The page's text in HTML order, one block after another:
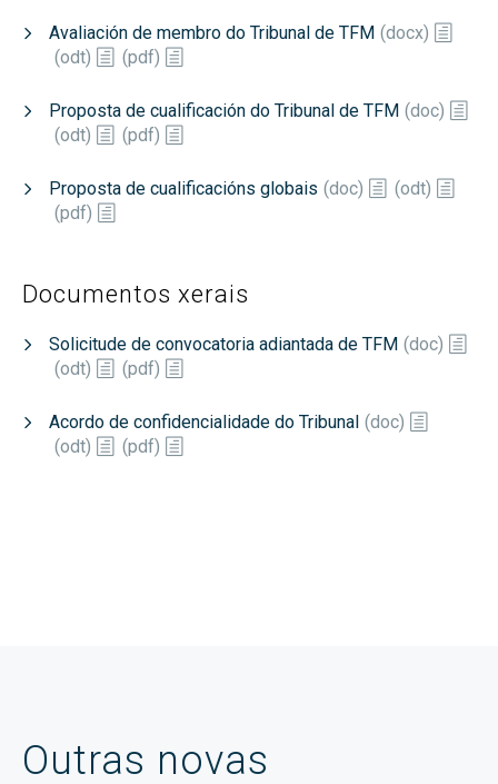
Avaliación de membro do Tribunal de TFM (docx)
(odt) (pdf)
Proposta de cualificación do Tribunal de TFM (doc)
(odt) (pdf)
Proposta de cualificacións globais (doc) (odt)
(pdf)
Documentos xerais
Solicitude de convocatoria adiantada de TFM (doc)
(odt) (pdf)
Acordo de confidencialidade do Tribunal (doc)
(odt) (pdf)
Outras novas